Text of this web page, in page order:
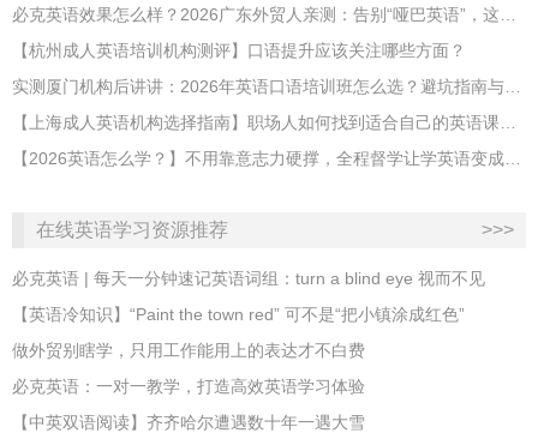
【杭州成人英语培训机构测评】口语提升应该关注哪些方面？
在线英语学习资源推荐 >>>
必克英语 | 每天一分钟速记英语词组：turn a blind eye 视而不见
​【英语冷知识】“Paint the town red” 可不是“把小镇涂成红色”
做外贸别瞎学，只用工作能用上的表达才不白费
必克英语：一对一教学，打造高效英语学习体验
【中英双语阅读】齐齐哈尔遭遇数十年一遇大雪